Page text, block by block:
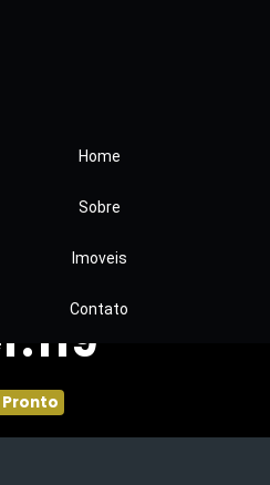
Home
Sobre
Imoveis
Contato
Viana
Pronto